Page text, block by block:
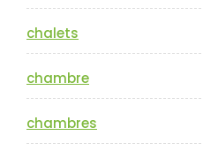
chalets
chambre
chambres